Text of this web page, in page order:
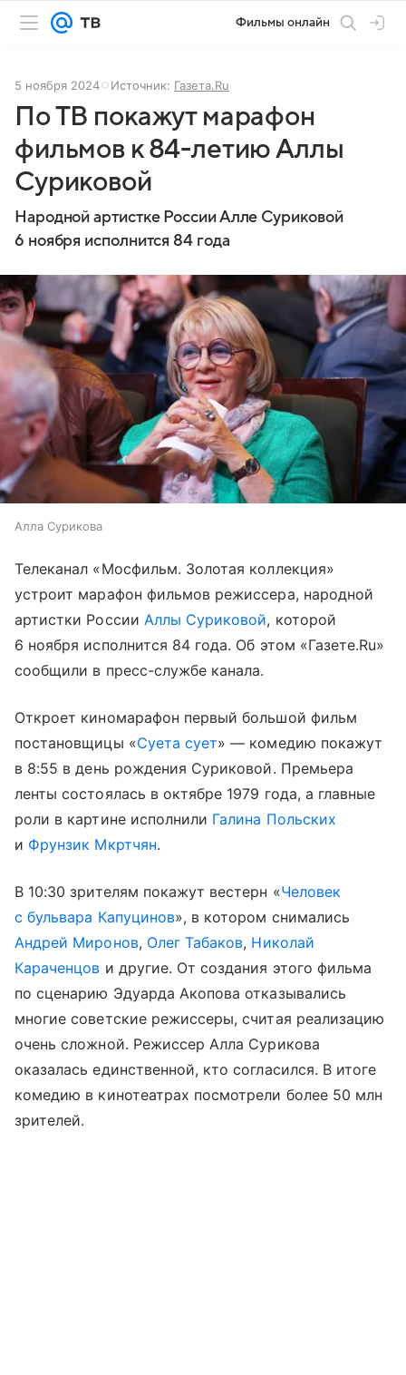
Фильмы онлайн
5 ноября 2024 Источник: Газета.Ru
По ТВ покажут марафон
фильмов к 84-летию Аллы
Суриковой
Народной артистке России Алле Суриковой
6 ноября исполнится 84 года
Алла Сурикова
Телеканал «Мосфильм. Золотая коллекция»
устроит марафон фильмов режиссера, народной
артистки России Аллы Суриковой, которой
6 ноября исполнится 84 года. Об этом «Газете.Ru»
сообщили в пресс-службе канала.
Откроет киномарафон первый большой фильм
постановщицы «Суета сует» — комедию покажут
в 8:55 в день рождения Суриковой. Премьера
ленты состоялась в октябре 1979 года, а главные
роли в картине исполнили Галина Польских
и Фрунзик Мкртчян.
В 10:30 зрителям покажут вестерн «Человек
с бульвара Капуцинов», в котором снимались
Андрей Миронов, Олег Табаков, Николай
Караченцов и другие. От создания этого фильма
по сценарию Эдуарда Акопова отказывались
многие советские режиссеры, считая реализацию
очень сложной. Режиссер Алла Сурикова
оказалась единственной, кто согласился. В итоге
комедию в кинотеатрах посмотрели более 50 млн
зрителей.